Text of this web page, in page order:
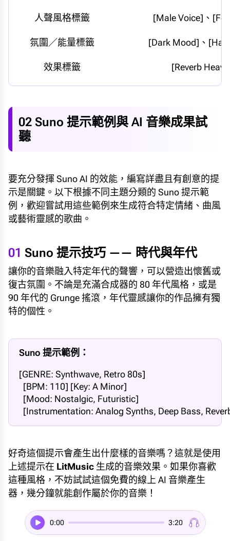
人聲風格標籤 [Male Voice]、
氛圍／能量標籤 [Dark Mood]、
效果標籤 [Reverb
02 Suno 提示範例與 AI 音樂成果試
聽
要充分發揮 Suno AI 的效能，編寫詳盡且有創意的提
示是關鍵。以下根據不同主題分類的 Suno 提示範
例，歡迎嘗試用這些範例來生成符合特定情緒、曲風
或藝術靈感的歌曲。
01 Suno 提示技巧 —— 時代與年代
讓你的音樂融入特定年代的聲響，可以營造出懷舊或
復古氛圍。不論是充滿合成器的 80 年代風格，或是
90 年代的 Grunge 搖滾，年代靈感讓你的作品擁有獨
特的個性。
Suno 提示範例：
[GENRE: Synthwave, Retro 80s]
  [BPM: 110] [Key: A Minor]
  [Mood: Nostalgic, Futuristic]
[Instrumentation: Analog Synths, Deep Bass,
好奇這個提示會產生出什麼樣的音樂嗎？這就是使用
上述提示在 LitMusic 生成的音樂效果。如果你喜歡
這種風格，不妨試試這個免費的線上 AI 音樂產生
器，幾分鐘就能創作屬於你的音樂！
0:00 3:20